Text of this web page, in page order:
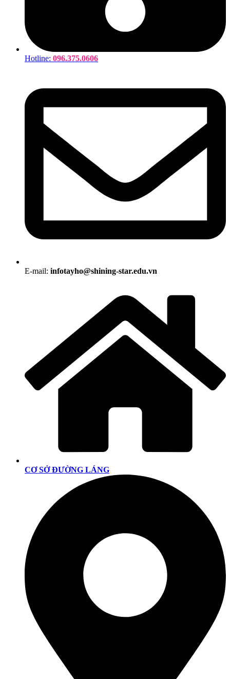
Hotline: 096.375.0606
E-mail: infotayho@shining-star.edu.vn
CƠ SỞ ĐƯỜNG LÁNG